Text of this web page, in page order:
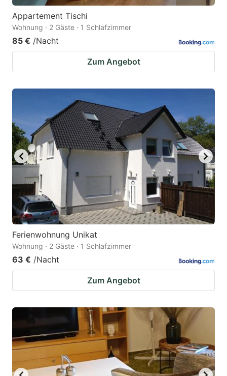
Appartement Tischi
Wohnung · 2 Gäste · 1 Schlafzimmer
85 € /Nacht
Zum Angebot
Ferienwohnung Unikat
Wohnung · 2 Gäste · 1 Schlafzimmer
63 € /Nacht
Zum Angebot